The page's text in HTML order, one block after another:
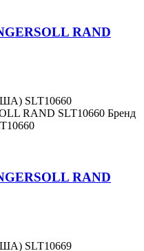
RAND
SLT10660
RAND SLT10660 Бренд
RAND
SLT10669